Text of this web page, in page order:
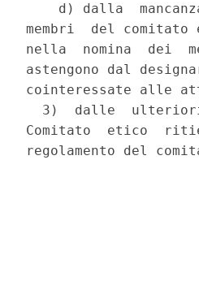
d) dalla
membri  del
nella  nomina  dei
astengono dal
cointeressate alle
3)  dalle
Comitato  etico